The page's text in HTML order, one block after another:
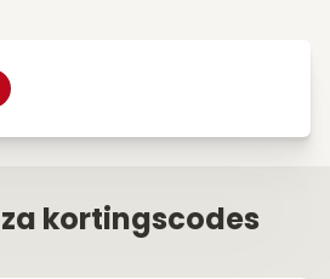
kortingscodes